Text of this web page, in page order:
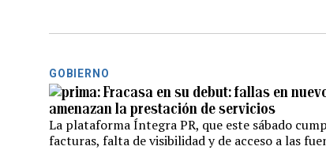
GOBIERNO
Fracasa en su debut: fallas en
amenazan la prestación de servicios
La plataforma Íntegra PR, que este sábado
facturas, falta de visibilidad y de acceso a las